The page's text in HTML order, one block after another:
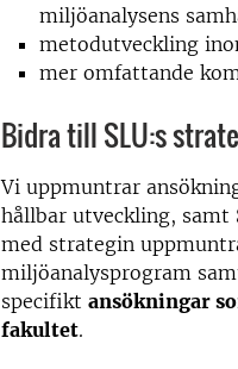
miljöanalysens
metodutveckling
mer omfattande
Bidra till SLU:s
Vi uppmuntrar
hållbar utveckling, samt
med strategin
miljöanalysprogram
specifikt ansökningar
fakultet.